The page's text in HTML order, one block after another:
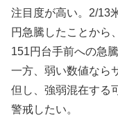
注目度が高い。2/13
円急騰したことから
151円台手前への急
一方、弱い数値なら
但し、強弱混在する
警戒したい。